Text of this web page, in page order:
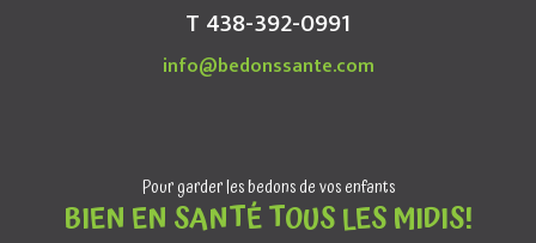
T 438-392-0991
info@bedonssante.com
Pour garder les bedons de vos enfants
BIEN EN SANTÉ TOUS LES MIDIS!